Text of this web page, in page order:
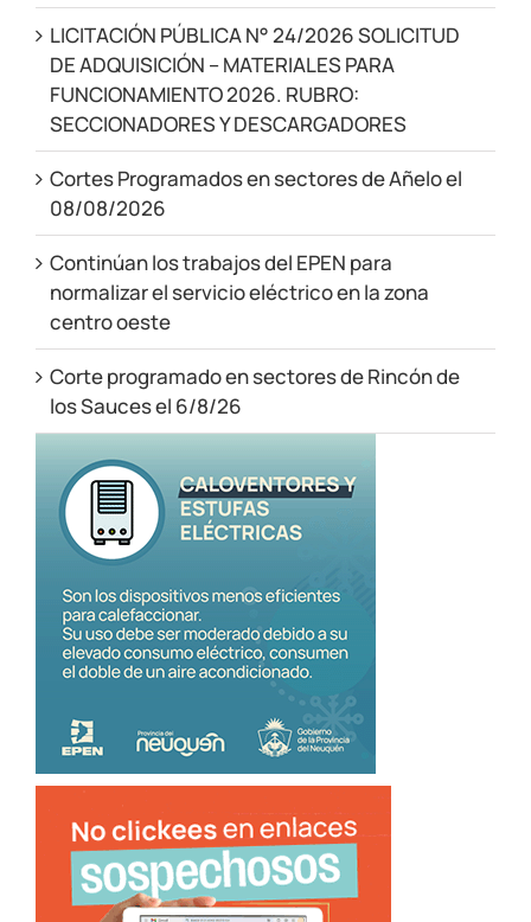
LICITACIÓN PÚBLICA N° 24/2026 SOLICITUD
DE ADQUISICIÓN – MATERIALES PARA
FUNCIONAMIENTO 2026. RUBRO:
SECCIONADORES Y DESCARGADORES
Cortes Programados en sectores de Añelo el
08/08/2026
Continúan los trabajos del EPEN para
normalizar el servicio eléctrico en la zona
centro oeste
Corte programado en sectores de Rincón de
los Sauces el 6/8/26